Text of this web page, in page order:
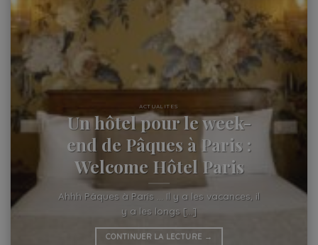
ACTUALITES
Un hôtel pour le week-
end de Pâques à Paris :
Welcome Hôtel Paris
Ahhh Pâques à Paris … Il y a les vacances, il
y a les longs [...]
CONTINUER LA LECTURE →